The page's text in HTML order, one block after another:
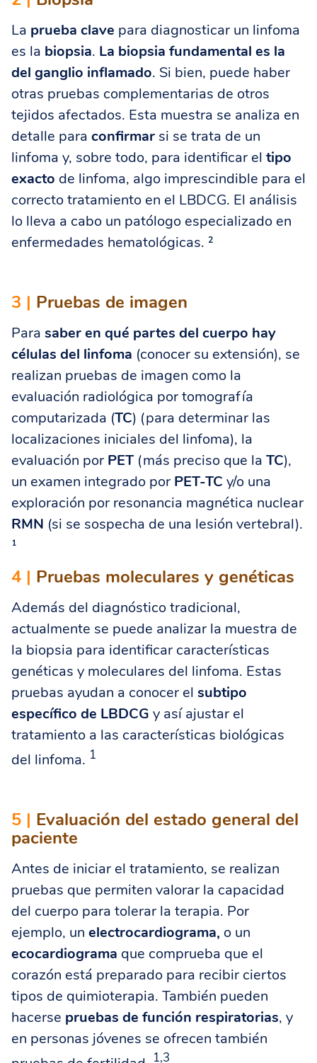
La prueba clave para diagnosticar un linfoma
es la biopsia. La biopsia fundamental es la
del ganglio inflamado. Si bien, puede haber
otras pruebas complementarias de otros
tejidos afectados. Esta muestra se analiza en
detalle para confirmar si se trata de un
linfoma y, sobre todo, para identificar el tipo
exacto de linfoma, algo imprescindible para el
correcto tratamiento en el LBDCG. El análisis
lo lleva a cabo un patólogo especializado en
enfermedades hematológicas. ²
3 | Pruebas de imagen
Para saber en qué partes del cuerpo hay
células del linfoma (conocer su extensión), se
realizan pruebas de imagen como la
evaluación radiológica por tomografía
computarizada (TC) (para determinar las
localizaciones iniciales del linfoma), la
evaluación por PET(más preciso que la TC),
un examen integrado por PET-TC y/o una
exploración por resonancia magnética nuclear
RMN (si se sospecha de una lesión vertebral).
¹
4 | Pruebas moleculares y genéticas
Además del diagnóstico tradicional,
actualmente se puede analizar la muestra de
la biopsia para identificar características
genéticas y moleculares del linfoma. Estas
pruebas ayudan a conocer el subtipo
específico de LBDCG y así ajustar el
tratamiento a las características biológicas
del linfoma. 1
5 | Evaluación del estado general del
paciente
Antes de iniciar el tratamiento, se realizan
pruebas que permiten valorar la capacidad
del cuerpo para tolerar la terapia. Por
ejemplo, un electrocardiograma, o un
ecocardiograma que comprueba que el
corazón está preparado para recibir ciertos
tipos de quimioterapia. También pueden
hacerse pruebas de función respiratorias, y
en personas jóvenes se ofrecen también
1,3